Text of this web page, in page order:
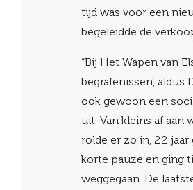
tijd was voor een
begeleidde de
“Bij Het Wapen van
begrafenissen’,
ook gewoon een
uit. Van kleins af aan
rolde er zo in, 22
korte pauze en ging
weggegaan. De